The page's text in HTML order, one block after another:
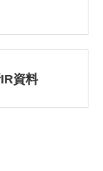
資料